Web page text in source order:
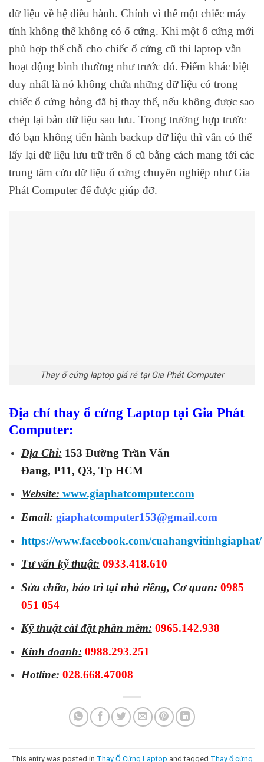
dữ liệu về hệ điều hành. Chính vì thế một chiếc máy
tính không thể không có ổ cứng. Khi một ổ cứng mới
phù hợp thế chỗ cho chiếc ổ cứng cũ thì laptop vẫn
hoạt động bình thường như trước đó. Điểm khác biệt
duy nhất là nó không chứa những dữ liệu có trong
chiếc ổ cứng hỏng đã bị thay thế, nếu không được sao
chép lại bản dữ liệu sao lưu. Trong trường hợp trước
đó bạn không tiến hành backup dữ liệu thì vẫn có thể
lấy lại dữ liệu lưu trữ trên ổ cũ bằng cách mang tới các
trung tâm cứu dữ liệu ổ cứng chuyên nghiệp như Gia
Phát Computer để được giúp đỡ.
Thay ổ cứng laptop giá rẻ tại Gia Phát Computer
Địa chỉ thay ổ cứng Laptop tại Gia Phát
Computer:
Địa Chỉ: 153 Đường Trần Văn
Đang, P11, Q3, Tp HCM
Website: www.giaphatcomputer.com
Email: giaphatcomputer153@gmail.com
https://www.facebook.com/cuahangvitinhgiaphat/
Tư vấn kỹ thuật: 0933.418.610
Sửa chữa, bảo trì tại nhà riêng, Cơ quan: 0985
051 054
Kỹ thuật cài đặt phần mềm: 0965.142.938
Kinh doanh: 0988.293.251
Hotline: 028.668.47008
This entry was posted in Thay Ổ Cứng Laptop and tagged Thay ổ cứng